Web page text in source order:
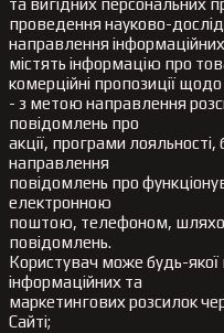
та вигідних персональних
проведення науково-
направлення
містять інформацію про
комерційні пропозиції
- з метою направлення
повідомлень про
акції, програми
направлення
повідомлень про
електронною
поштою, телефоном,
повідомлень.
Користувач може будь-якої
інформаційних та
маркетингових розсилок
Сайті;